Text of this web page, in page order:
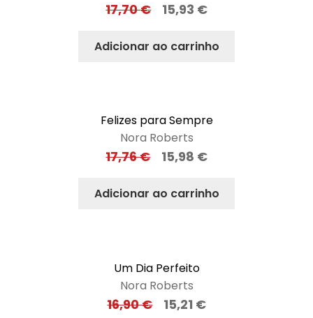
17,70€ 15,93 €
Adicionar ao carrinho
Felizes para Sempre
Nora Roberts
17,76€ 15,98 €
Adicionar ao carrinho
Um Dia Perfeito
Nora Roberts
16,90€ 15,21 €